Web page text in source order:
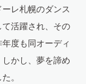
レ札幌のダンス
て活躍され、その
度も同オーディ
かし、夢を諦め
。